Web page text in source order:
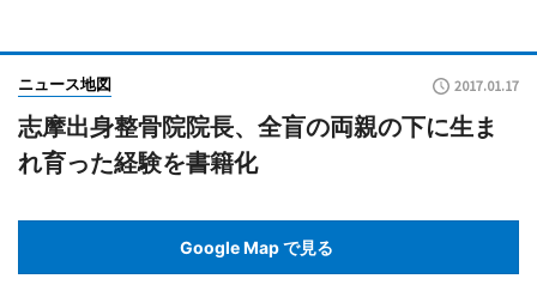
ニュース地図 2017.01.17
志摩出身整骨院院長、全盲の両親の下に生ま
れ育った経験を書籍化
Google Map で見る